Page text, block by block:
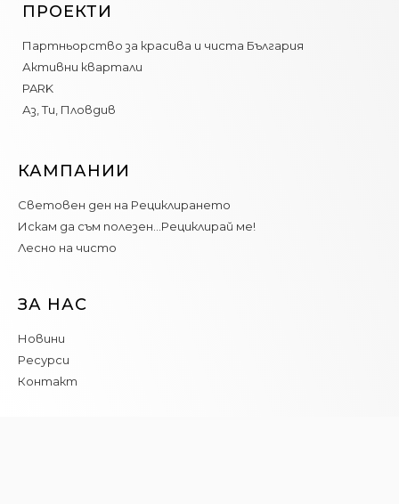
ПРОЕКТИ
Партньорство за красива и чиста България
Активни квартали
PARK
Аз, Ти, Пловдив
КАМПАНИИ
Световен ден на Рециклирането
Искам да съм полезен…Рециклирай ме!
Лесно на чисто
ЗА НАС
Новини
Ресурси
Контакт